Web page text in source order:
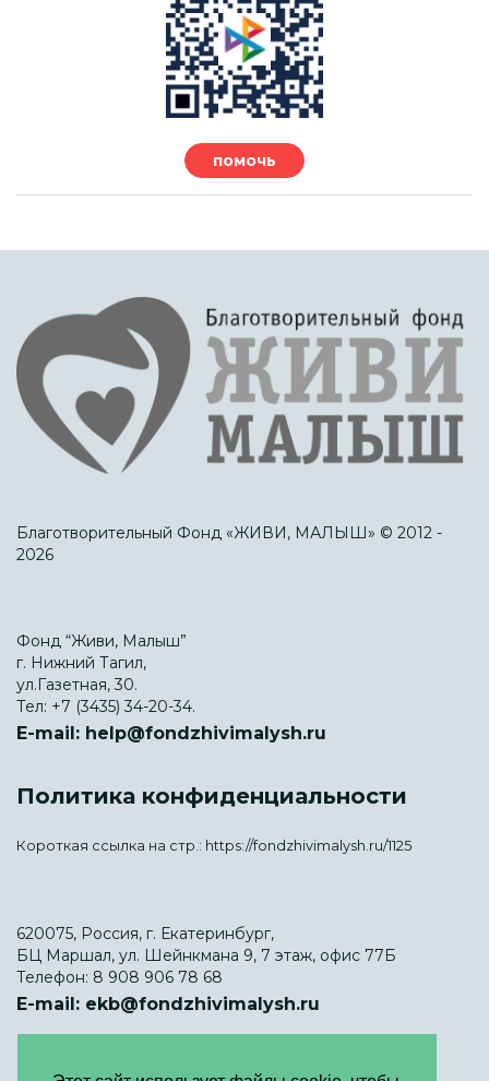
помочь
Благотворительный Фонд «ЖИВИ, МАЛЫШ» © 2012 -
2026
Фонд “Живи, Малыш”
г. Нижний Тагил,
ул.Газетная, 30.
Тел: +7 (3435) 34-20-34.
E-mail: help@fondzhivimalysh.ru
Политика конфиденциальности
Короткая ссылка на стр.: https://fondzhivimalysh.ru/1125
620075, Россия, г. Екатеринбург,
БЦ Маршал, ул. Шейнкмана 9, 7 этаж, офис 77Б
Телефон: 8 908 906 78 68
E-mail: ekb@fondzhivimalysh.ru